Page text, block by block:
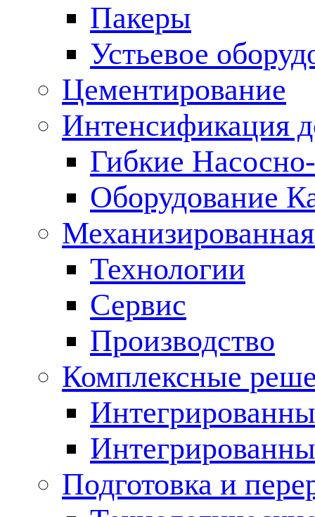
Пакеры
Устьевое
Цементирование
Интенсификация
Гибкие
Оборудование
Технологии
Сервис
Производство
Комплексные
Подготовка и